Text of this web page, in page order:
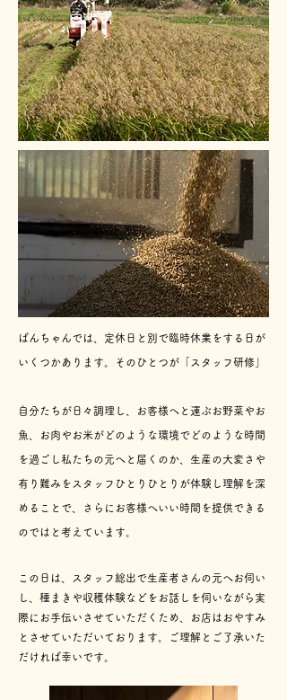
ばんちゃんでは、定休日と別で臨時休業をする日が
いくつかあります。そのひとつが「スタッフ研修」
自分たちが日々調理し、お客様へと運ぶお野菜やお
魚、お肉やお米がどのような環境でどのような時間
を過ごし私たちの元へと届くのか、生産の大変さや
有り難みをスタッフひとりひとりが体験し理解を深
めることで、さらにお客様へいい時間を提供できる
のではと考えています。
この日は、スタッフ総出で生産者さんの元へお伺い
し、種まきや収穫体験などをお話しを伺いながら実
際にお手伝いさせていただくため、お店はおやすみ
とさせていただいております。ご理解とご了承いた
だければ幸いです。